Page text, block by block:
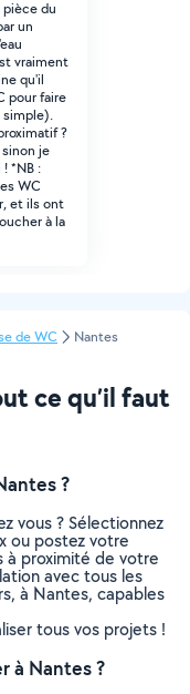
pièce du
un
vraiment
qu'il
pour faire
simple).
?
je
*NB :
WC
et ils ont
à la
de WC Nantes
ce qu’il faut
?
vous ? Sélectionnez
ou postez votre
à proximité de votre
avec tous les
à Nantes, capables
tous vos projets !
à Nantes ?